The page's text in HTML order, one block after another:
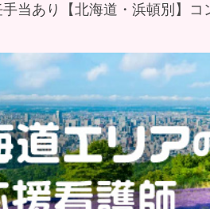
当あり【北海道・浜頓別】